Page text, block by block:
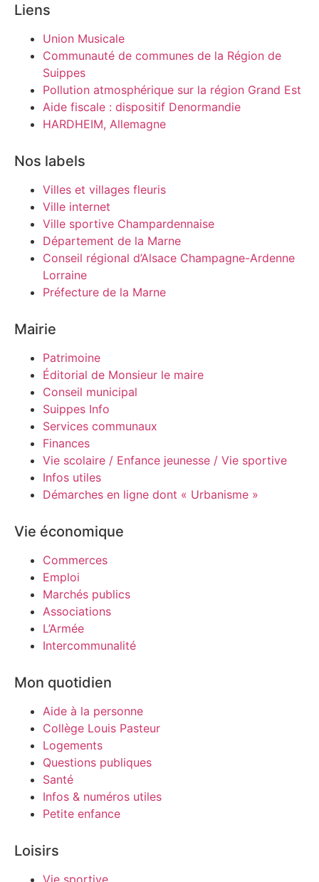
Liens
Union Musicale
Communauté de communes de la Région de
Suippes
Pollution atmosphérique sur la région Grand Est
Aide fiscale : dispositif Denormandie
HARDHEIM, Allemagne
Nos labels
Villes et villages fleuris
Ville internet
Ville sportive Champardennaise
Département de la Marne
Conseil régional d’Alsace Champagne-Ardenne
Lorraine
Préfecture de la Marne
Mairie
Patrimoine
Éditorial de Monsieur le maire
Conseil municipal
Suippes Info
Services communaux
Finances
Vie scolaire / Enfance jeunesse / Vie sportive
Infos utiles
Démarches en ligne dont « Urbanisme »
Vie économique
Commerces
Emploi
Marchés publics
Associations
L’Armée
Intercommunalité
Mon quotidien
Aide à la personne
Collège Louis Pasteur
Logements
Questions publiques
Santé
Infos & numéros utiles
Petite enfance
Loisirs
Vie sportive